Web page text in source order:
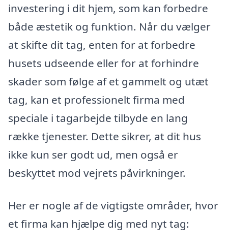
investering i dit hjem, som kan forbedre
både æstetik og funktion. Når du vælger
at skifte dit tag, enten for at forbedre
husets udseende eller for at forhindre
skader som følge af et gammelt og utæt
tag, kan et professionelt firma med
speciale i tagarbejde tilbyde en lang
række tjenester. Dette sikrer, at dit hus
ikke kun ser godt ud, men også er
beskyttet mod vejrets påvirkninger.
Her er nogle af de vigtigste områder, hvor
et firma kan hjælpe dig med nyt tag: